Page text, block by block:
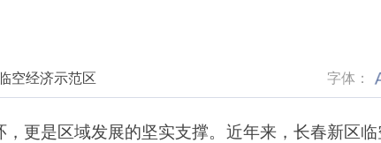
空经济示范区 字体：
是区域发展的坚实支撑。近年来，长春新区临